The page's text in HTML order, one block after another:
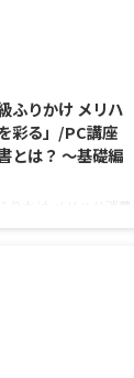
ふりかけ メリハ
彩る」/PC講座
とは？ ～基礎編
りかけ メリハリ消費